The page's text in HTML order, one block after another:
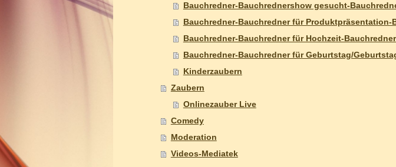
Bauchredner-Bauchrednershow gesucht-
Bauchredner-Bauchredner für Produktpräsentation-
Bauchredner-Bauchredner für Hochzeit-
Bauchredner-Bauchredner für Geburtstag/
Kinderzaubern
Zaubern
Onlinezauber Live
Comedy
Moderation
Videos-Mediatek